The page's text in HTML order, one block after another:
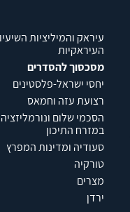
עיראק והמיליציות
העיראקיות
מסכסוך להסדרים
יחסי ישראל-פלסטינים
רצועת עזה וחמאס
הסכמי שלום ונורמליזציה
במזרח התיכון
סעודיה ומדינות המפרץ
טורקיה
מצרים
ירדן